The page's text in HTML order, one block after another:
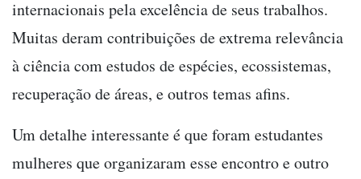
internacionais pela excelência de seus trabalhos.
Muitas deram contribuições de extrema relevância
à ciência com estudos de espécies, ecossistemas,
recuperação de áreas, e outros temas afins.
Um detalhe interessante é que foram estudantes
mulheres que organizaram esse encontro e outro